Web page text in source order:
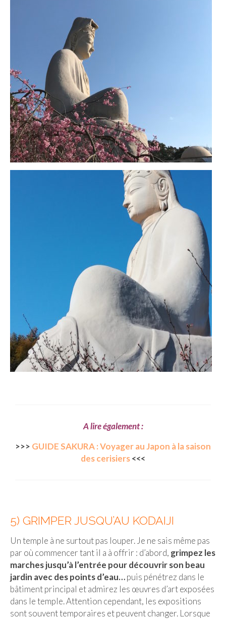
A lire également :
>>> GUIDE SAKURA : Voyager au Japon à la saison
des cerisiers<<<
5) GRIMPER JUSQU’AU KODAIJI
Un temple à ne surtout pas louper. Je ne sais même pas
par où commencer tant il a à offrir : d’abord, grimpez les
marches jusqu’à l’entrée pour découvrir son beau
jardin avec des points d’eau…puis pénétrez dans le
bâtiment principal et admirez les œuvres d’art exposées
dans le temple. Attention cependant, les expositions
sont souvent temporaires et peuvent changer. Lorsque